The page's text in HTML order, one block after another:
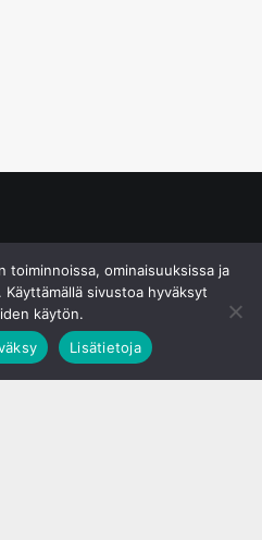
toiminnoissa, ominaisuuksissa ja
sivustoa hyväksyt
käytön.
Lisätietoja